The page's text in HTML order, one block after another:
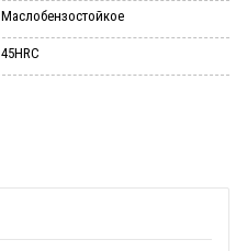
Маслобензостойкое
45HRC